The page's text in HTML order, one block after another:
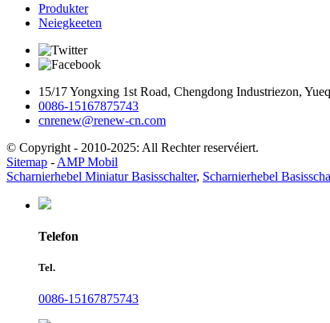
Produkter
Neiegkeeten
15/17 Yongxing 1st Road, Chengdong Industriezon,
0086-15167875743
cnrenew@renew-cn.com
© Copyright - 2010-2025: All Rechter reservéiert.
Sitemap - AMP Mobil
Scharnierhebel Miniatur Basisschalter, Scharnierhebel
Telefon
Tel.
0086-15167875743